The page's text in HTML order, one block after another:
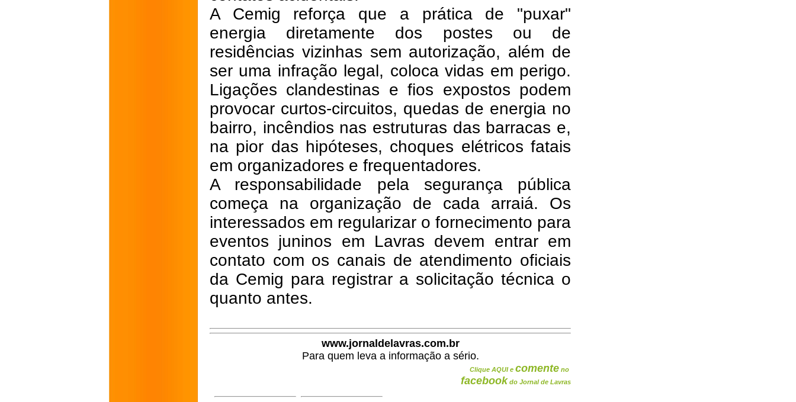
A Cemig reforça que a prática de "puxar"
energia diretamente dos postes ou de
residências vizinhas sem autorização, além de
ser uma infração legal, coloca vidas em perigo.
Ligações clandestinas e fios expostos podem
provocar curtos-circuitos, quedas de energia no
bairro, incêndios nas estruturas das barracas e,
na pior das hipóteses, choques elétricos fatais
em organizadores e frequentadores.
A responsabilidade pela segurança pública
começa na organização de cada arraiá. Os
interessados em regularizar o fornecimento para
eventos juninos em Lavras devem entrar em
contato com os canais de atendimento oficiais
da Cemig para registrar a solicitação técnica o
quanto antes.
www.jornaldelavras.com.br
Para quem leva a informação a sério.
Clique AQUI e comente no
facebook do Jornal de Lavras